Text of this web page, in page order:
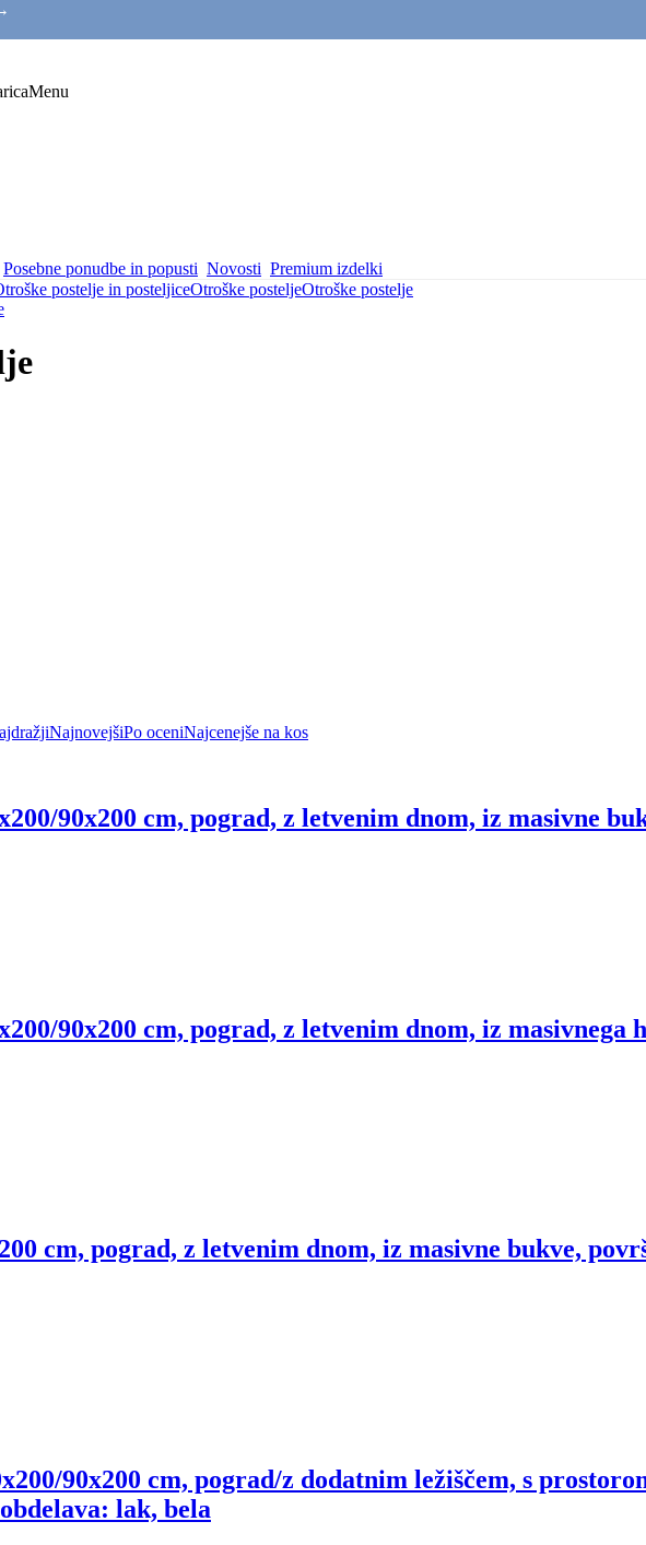
Menu
Posebne ponudbe in popusti Novosti Premium izdelki
postelje in posteljiceOtroške posteljeOtroške postelje
NajnovejšiPo oceniNajcenejše na kos
90x200 cm, pograd, z letvenim dnom, iz masivne
90x200 cm, pograd, z letvenim dnom, iz
cm, pograd, z letvenim dnom, iz masivne bukve,
90x200 cm, pograd/z dodatnim ležiščem, s
lak, bela